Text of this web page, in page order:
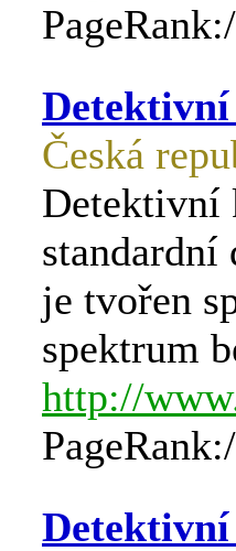
Česká
Detektivní
je tvořen
spektrum
http://